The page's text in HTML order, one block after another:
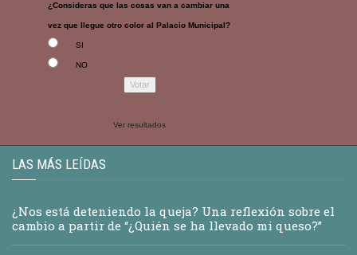
¿Consideras que las cosas van a cambiar una
vez que llegue otro color al Palacio Municipal?
SI
NO
Ver resultados
LAS MÁS LEÍDAS
¿Nos está deteniendo la queja? Una reflexión sobre el
cambio a partir de “¿Quién se ha llevado mi queso?”